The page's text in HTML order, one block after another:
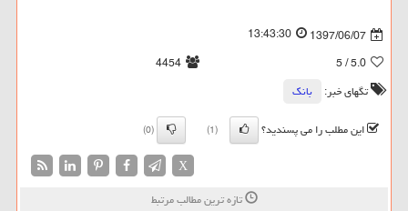
1397/06/07
13:43:30
5.0
/ 5
4454
تگهای خبر:
بانك
این مطلب را می پسندید؟
(1)
(0)
X
تازه ترین مطالب مرتبط